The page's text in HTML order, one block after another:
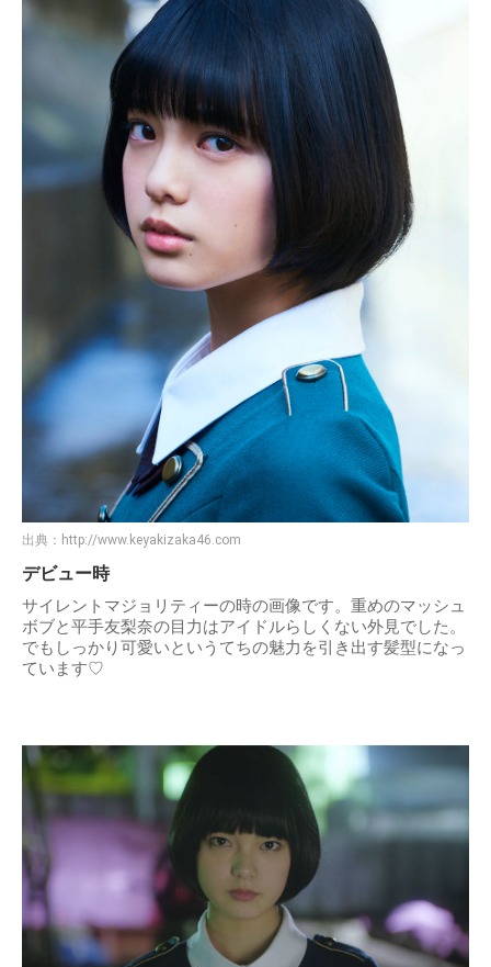
出典： http://www.keyakizaka46.com
デビュー時
サイレントマジョリティーの時の画像です。重めのマッシュ
ボブと平手友梨奈の目力はアイドルらしくない外見でした。
でもしっかり可愛いというてちの魅力を引き出す髪型になっ
ています♡